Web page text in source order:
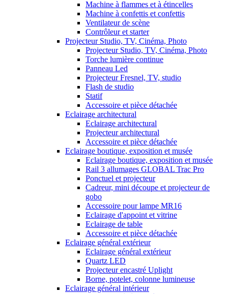
Machine à flammes et à étincelles
Machine à confettis et confettis
Ventilateur de scène
Contrôleur et starter
Projecteur Studio, TV, Cinéma, Photo
Projecteur Studio, TV, Cinéma, Photo
Torche lumière continue
Panneau Led
Projecteur Fresnel, TV, studio
Flash de studio
Statif
Accessoire et pièce détachée
Eclairage architectural
Eclairage architectural
Projecteur architectural
Accessoire et pièce détachée
Eclairage boutique, exposition et musée
Eclairage boutique, exposition et musée
Rail 3 allumages GLOBAL Trac Pro
Ponctuel et projecteur
Cadreur, mini découpe et projecteur de
gobo
Accessoire pour lampe MR16
Eclairage d'appoint et vitrine
Eclairage de table
Accessoire et pièce détachée
Eclairage général extérieur
Eclairage général extérieur
Quartz LED
Projecteur encastré Uplight
Borne, potelet, colonne lumineuse
Eclairage général intérieur